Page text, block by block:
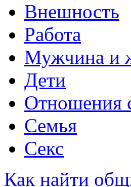
Внешность
Работа
Мужчина и
Дети
Отношения
Семья
Секс
Как найти